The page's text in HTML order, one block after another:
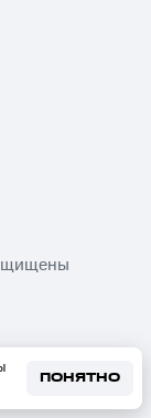
ПОНЯТНО